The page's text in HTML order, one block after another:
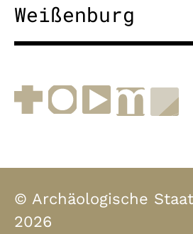
Weißenburg
Facebook
Instagram
YouTube
© Archäologische
2026